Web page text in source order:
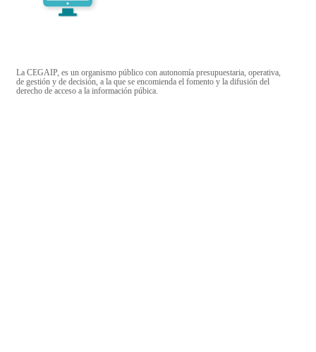
La CEGAIP, es un organismo público con autonomía presupuestaria, operativa,
de gestión y de decisión, a la que se encomienda el fomento y la difusión del
derecho de acceso a la información púbica.